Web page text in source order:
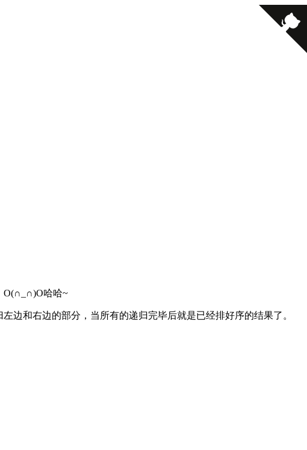
O(∩_∩)O哈哈~
边和右边的部分，当所有的递归完毕后就是已经排好序的结果了。